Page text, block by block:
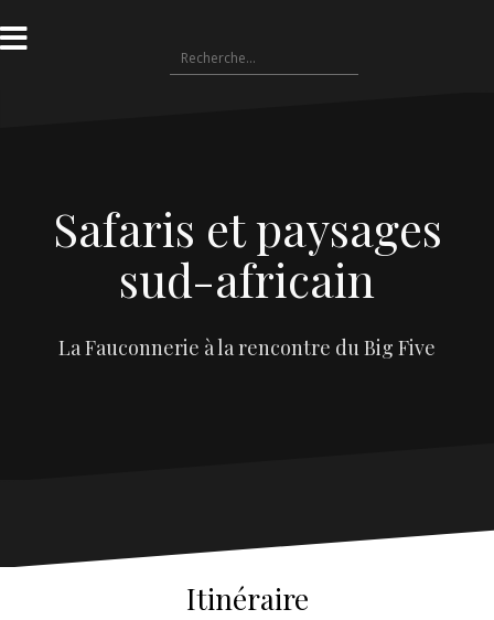
Safaris et paysages
sud-africain
La Fauconnerie à la rencontre du Big Five
Itinéraire